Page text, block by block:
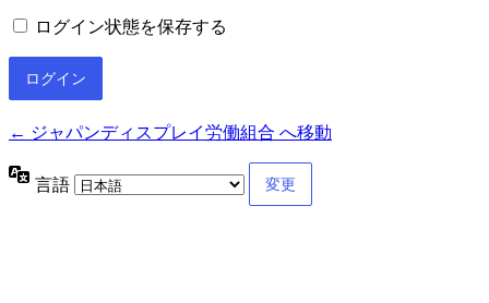
ログイン状態を保存する
← ジャパンディスプレイ労働組合 へ移動
言語